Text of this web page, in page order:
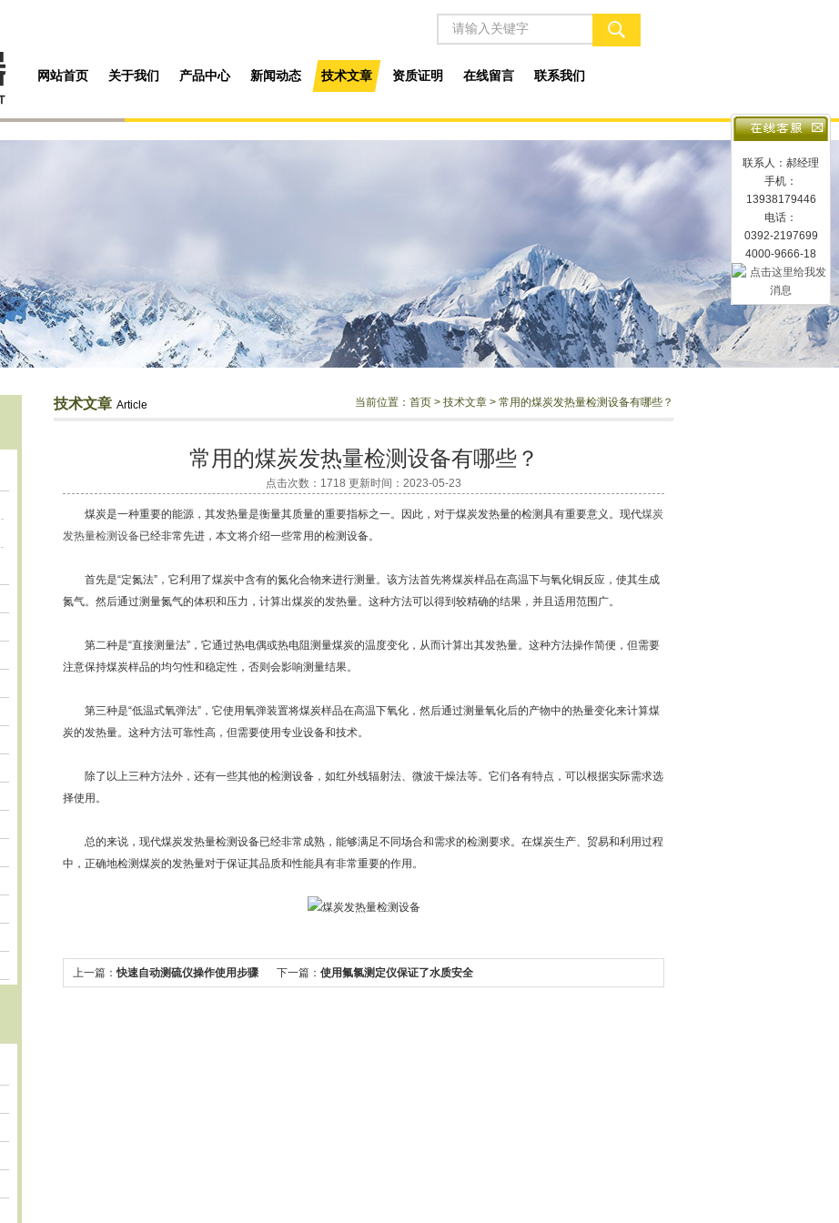
网站首页 关于我们 产品中心 新闻动态 技术文章 资质证明 在线留言 联系我们
技术文章 Article 当前位置： 首页 > 技术文章 > 常用的煤炭发热量检测设备有哪些？
常用的煤炭发热量检测设备有哪些？
点击次数：1718 更新时间：2023-05-23
煤炭是一种重要的能源，其发热量是衡量其质量的重要指标之一。因此，对于煤炭发热量的检测具有重要意义。现代煤炭
发热量检测设备已经非常先进，本文将介绍一些常用的检测设备。
首先是“定氮法”，它利用了煤炭中含有的氮化合物来进行测量。该方法首先将煤炭样品在高温下与氧化铜反应，使其生成
氮气。然后通过测量氮气的体积和压力，计算出煤炭的发热量。这种方法可以得到较精确的结果，并且适用范围广。
第二种是“直接测量法”，它通过热电偶或热电阻测量煤炭的温度变化，从而计算出其发热量。这种方法操作简便，但需要
注意保持煤炭样品的均匀性和稳定性，否则会影响测量结果。
第三种是“低温式氧弹法”，它使用氧弹装置将煤炭样品在高温下氧化，然后通过测量氧化后的产物中的热量变化来计算煤
炭的发热量。这种方法可靠性高，但需要使用专业设备和技术。
除了以上三种方法外，还有一些其他的检测设备，如红外线辐射法、微波干燥法等。它们各有特点，可以根据实际需求选
择使用。
总的来说，现代煤炭发热量检测设备已经非常成熟，能够满足不同场合和需求的检测要求。在煤炭生产、贸易和利用过程
中，正确地检测煤炭的发热量对于保证其品质和性能具有非常重要的作用。
上一篇：快速自动测硫仪操作使用步骤 下一篇： 使用氟氯测定仪保证了水质安全
联系人：郝经理
手机：
13938179446
电话：
0392-2197699
4000-9666-18